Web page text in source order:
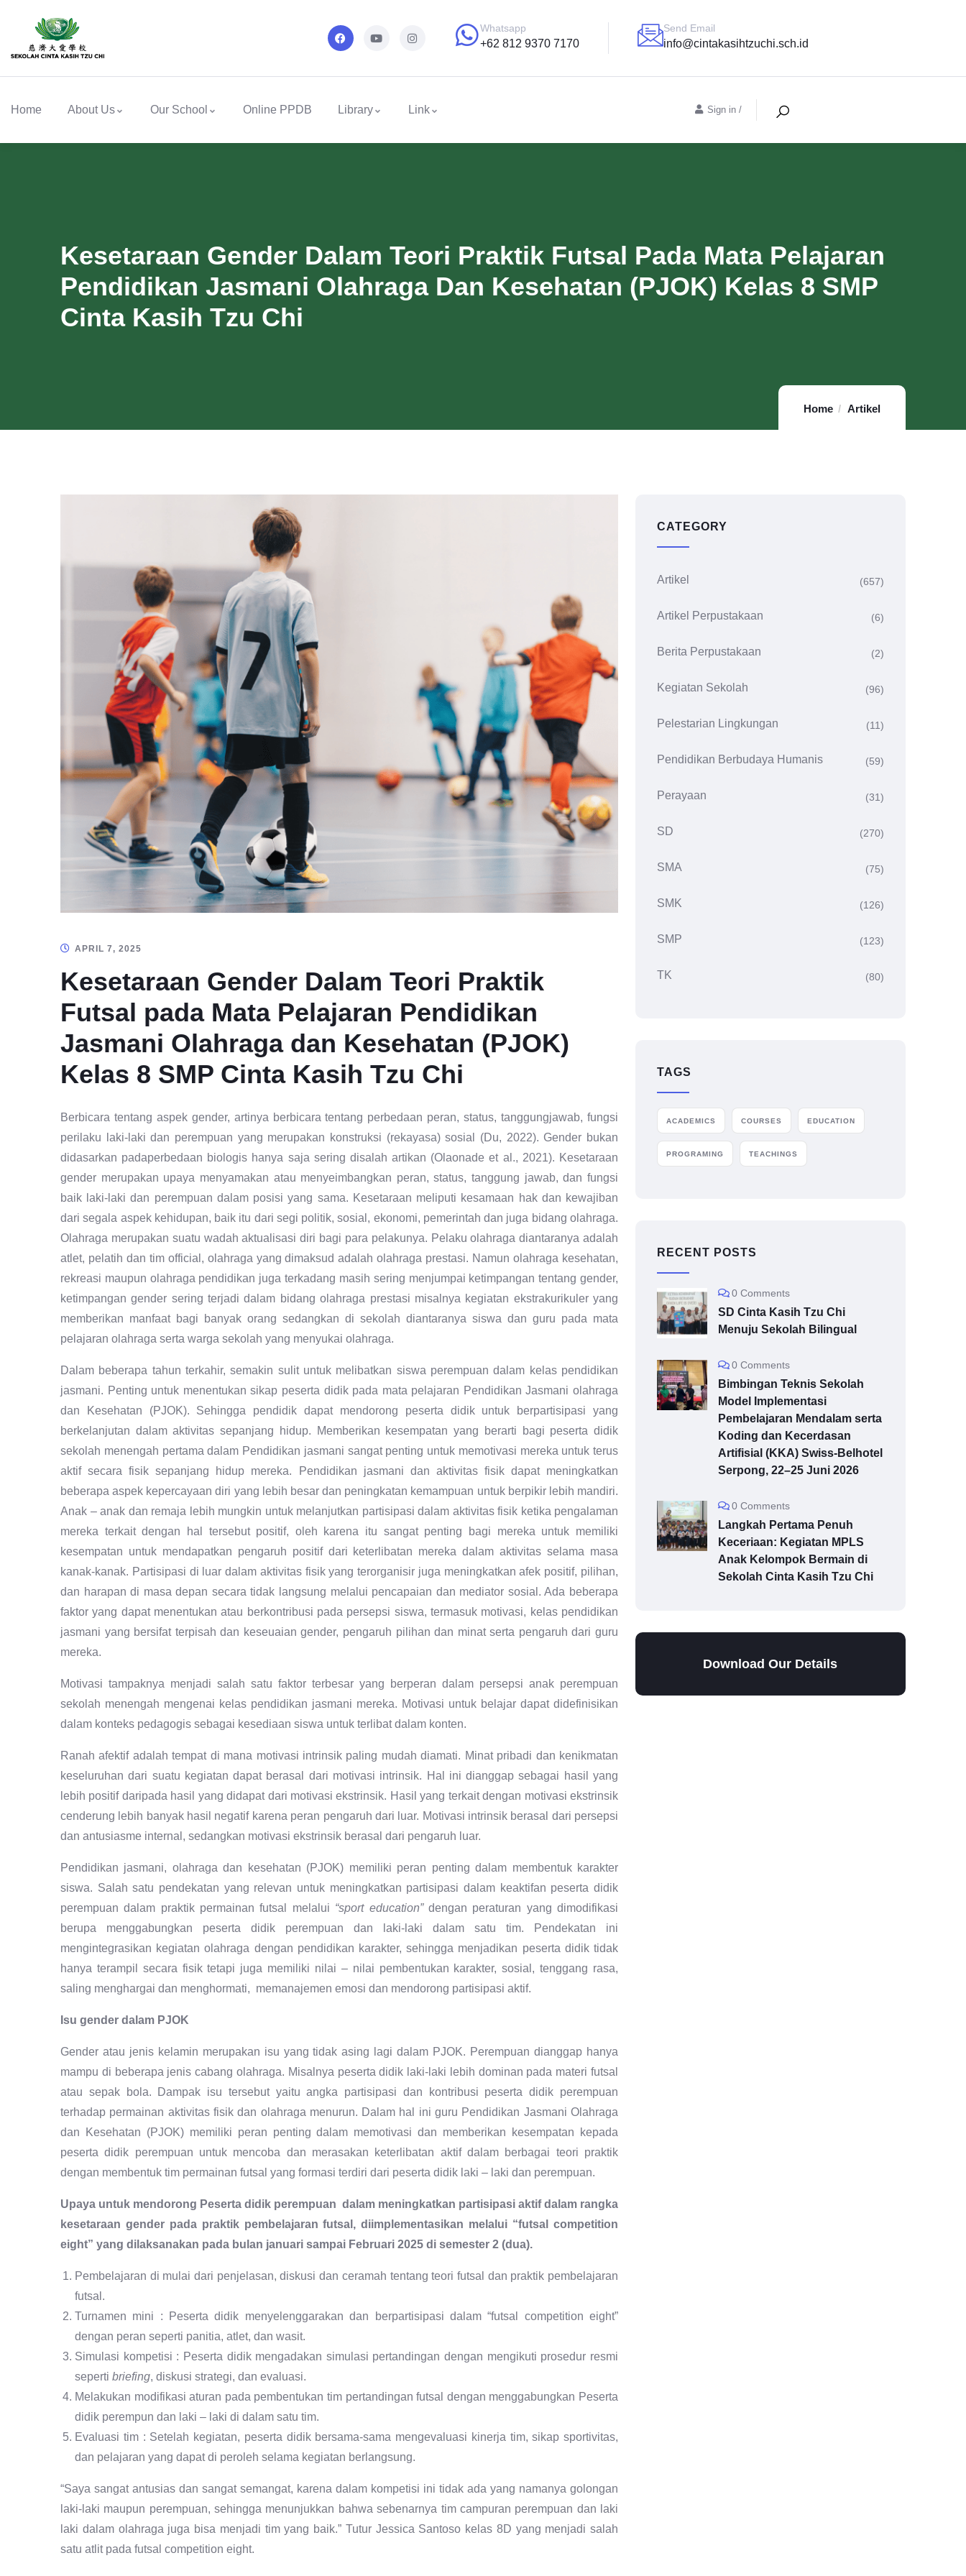
Whatsapp
+62 812 9370 7170
Send Email
info@cintakasihtzuchi.sch.id
Home About Us Our School Online PPDB Library Link Sign in /
Kesetaraan Gender Dalam Teori Praktik Futsal Pada Mata Pelajaran
Pendidikan Jasmani Olahraga Dan Kesehatan (PJOK) Kelas 8 SMP
Cinta Kasih Tzu Chi
Home Artikel
APRIL 7, 2025
Kesetaraan Gender Dalam Teori Praktik
Futsal pada Mata Pelajaran Pendidikan
Jasmani Olahraga dan Kesehatan (PJOK)
Kelas 8 SMP Cinta Kasih Tzu Chi
Berbicara tentang aspek gender, artinya berbicara tentang perbedaan peran, status, tanggungjawab, fungsi
perilaku laki-laki dan perempuan yang merupakan konstruksi (rekayasa) sosial (Du, 2022). Gender bukan
didasarkan padaperbedaan biologis hanya saja sering disalah artikan (Olaonade et al., 2021). Kesetaraan
gender merupakan upaya menyamakan atau menyeimbangkan peran, status, tanggung jawab, dan fungsi
baik laki-laki dan perempuan dalam posisi yang sama. Kesetaraan meliputi kesamaan hak dan kewajiban
dari segala aspek kehidupan, baik itu dari segi politik, sosial, ekonomi, pemerintah dan juga bidang olahraga.
Olahraga merupakan suatu wadah aktualisasi diri bagi para pelakunya. Pelaku olahraga diantaranya adalah
atlet, pelatih dan tim official, olahraga yang dimaksud adalah olahraga prestasi. Namun olahraga kesehatan,
rekreasi maupun olahraga pendidikan juga terkadang masih sering menjumpai ketimpangan tentang gender,
ketimpangan gender sering terjadi dalam bidang olahraga prestasi misalnya kegiatan ekstrakurikuler yang
memberikan manfaat bagi banyak orang sedangkan di sekolah diantaranya siswa dan guru pada mata
pelajaran olahraga serta warga sekolah yang menyukai olahraga.
Dalam beberapa tahun terkahir, semakin sulit untuk melibatkan siswa perempuan dalam kelas pendidikan
jasmani. Penting untuk menentukan sikap peserta didik pada mata pelajaran Pendidikan Jasmani olahraga
dan Kesehatan (PJOK). Sehingga pendidik dapat mendorong peserta didik untuk berpartisipasi yang
berkelanjutan dalam aktivitas sepanjang hidup. Memberikan kesempatan yang berarti bagi peserta didik
sekolah menengah pertama dalam Pendidikan jasmani sangat penting untuk memotivasi mereka untuk terus
aktif secara fisik sepanjang hidup mereka. Pendidikan jasmani dan aktivitas fisik dapat meningkatkan
beberapa aspek kepercayaan diri yang lebih besar dan peningkatan kemampuan untuk berpikir lebih mandiri.
Anak – anak dan remaja lebih mungkin untuk melanjutkan partisipasi dalam aktivitas fisik ketika pengalaman
mereka terkait dengan hal tersebut positif, oleh karena itu sangat penting bagi mereka untuk memiliki
kesempatan untuk mendapatkan pengaruh positif dari keterlibatan mereka dalam aktivitas selama masa
kanak-kanak. Partisipasi di luar dalam aktivitas fisik yang terorganisir juga meningkatkan afek positif, pilihan,
dan harapan di masa depan secara tidak langsung melalui pencapaian dan mediator sosial. Ada beberapa
faktor yang dapat menentukan atau berkontribusi pada persepsi siswa, termasuk motivasi, kelas pendidikan
jasmani yang bersifat terpisah dan keseuaian gender, pengaruh pilihan dan minat serta pengaruh dari guru
mereka.
Motivasi tampaknya menjadi salah satu faktor terbesar yang berperan dalam persepsi anak perempuan
sekolah menengah mengenai kelas pendidikan jasmani mereka. Motivasi untuk belajar dapat didefinisikan
dalam konteks pedagogis sebagai kesediaan siswa untuk terlibat dalam konten.
Ranah afektif adalah tempat di mana motivasi intrinsik paling mudah diamati. Minat pribadi dan kenikmatan
keseluruhan dari suatu kegiatan dapat berasal dari motivasi intrinsik. Hal ini dianggap sebagai hasil yang
lebih positif daripada hasil yang didapat dari motivasi ekstrinsik. Hasil yang terkait dengan motivasi ekstrinsik
cenderung lebih banyak hasil negatif karena peran pengaruh dari luar. Motivasi intrinsik berasal dari persepsi
dan antusiasme internal, sedangkan motivasi ekstrinsik berasal dari pengaruh luar.
Pendidikan jasmani, olahraga dan kesehatan (PJOK) memiliki peran penting dalam membentuk karakter
siswa. Salah satu pendekatan yang relevan untuk meningkatkan partisipasi dalam keaktifan peserta didik
perempuan dalam praktik permainan futsal melalui “sport education”dengan peraturan yang dimodifikasi
berupa menggabungkan peserta didik perempuan dan laki-laki dalam satu tim. Pendekatan ini
mengintegrasikan kegiatan olahraga dengan pendidikan karakter, sehingga menjadikan peserta didik tidak
hanya terampil secara fisik tetapi juga memiliki nilai – nilai pembentukan karakter, sosial, tenggang rasa,
saling menghargai dan menghormati, memanajemen emosi dan mendorong partisipasi aktif.
Isu gender dalam PJOK
Gender atau jenis kelamin merupakan isu yang tidak asing lagi dalam PJOK. Perempuan dianggap hanya
mampu di beberapa jenis cabang olahraga. Misalnya peserta didik laki-laki lebih dominan pada materi futsal
atau sepak bola. Dampak isu tersebut yaitu angka partisipasi dan kontribusi peserta didik perempuan
terhadap permainan aktivitas fisik dan olahraga menurun. Dalam hal ini guru Pendidikan Jasmani Olahraga
dan Kesehatan (PJOK) memiliki peran penting dalam memotivasi dan memberikan kesempatan kepada
peserta didik perempuan untuk mencoba dan merasakan keterlibatan aktif dalam berbagai teori praktik
dengan membentuk tim permainan futsal yang formasi terdiri dari peserta didik laki – laki dan perempuan.
Upaya untuk mendorong Peserta didik perempuan dalam meningkatkan partisipasi aktif dalam rangka
kesetaraan gender pada praktik pembelajaran futsal, diimplementasikan melalui “futsal competition
eight” yang dilaksanakan pada bulan januari sampai Februari 2025 di semester 2 (dua).
Pembelajaran di mulai dari penjelasan, diskusi dan ceramah tentang teori futsal dan praktik pembelajaran
futsal.
Turnamen mini : Peserta didik menyelenggarakan dan berpartisipasi dalam “futsal competition eight”
dengan peran seperti panitia, atlet, dan wasit.
Simulasi kompetisi : Peserta didik mengadakan simulasi pertandingan dengan mengikuti prosedur resmi
seperti briefing, diskusi strategi, dan evaluasi.
Melakukan modifikasi aturan pada pembentukan tim pertandingan futsal dengan menggabungkan Peserta
didik perempun dan laki – laki di dalam satu tim.
Evaluasi tim : Setelah kegiatan, peserta didik bersama-sama mengevaluasi kinerja tim, sikap sportivitas,
dan pelajaran yang dapat di peroleh selama kegiatan berlangsung.
“Saya sangat antusias dan sangat semangat, karena dalam kompetisi ini tidak ada yang namanya golongan
laki-laki maupun perempuan, sehingga menunjukkan bahwa sebenarnya tim campuran perempuan dan laki
laki dalam olahraga juga bisa menjadi tim yang baik.” Tutur Jessica Santoso kelas 8D yang menjadi salah
satu atlit pada futsal competition eight.
CATEGORY
Artikel (657)
Artikel Perpustakaan (6)
Berita Perpustakaan (2)
Kegiatan Sekolah (96)
Pelestarian Lingkungan (11)
Pendidikan Berbudaya Humanis (59)
Perayaan (31)
SD (270)
SMA (75)
SMK (126)
SMP (123)
TK (80)
TAGS
ACADEMICS COURSES EDUCATION
PROGRAMING TEACHINGS
RECENT POSTS
0 Comments
SD Cinta Kasih Tzu Chi
Menuju Sekolah Bilingual
0 Comments
Bimbingan Teknis Sekolah
Model Implementasi
Pembelajaran Mendalam serta
Koding dan Kecerdasan
Artifisial (KKA) Swiss-Belhotel
Serpong, 22–25 Juni 2026
0 Comments
Langkah Pertama Penuh
Keceriaan: Kegiatan MPLS
Anak Kelompok Bermain di
Sekolah Cinta Kasih Tzu Chi
Download Our Details